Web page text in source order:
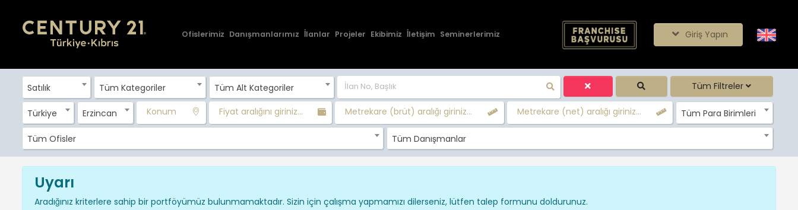
Ofislerimiz Danışmanlarımız İlanlar Projeler Ekibimiz İletişim Seminerlerimiz Giriş Yapın
Satılık Tüm Kategoriler Tüm Alt Kategoriler Tüm Filtreler
Türkiye Erzincan Konum Fiyat aralığını giriniz... Metrekare (brüt) aralığı giriniz... Metrekare (net) aralığı giriniz... Tüm Para Birimleri
Tüm Ofisler Tüm Danışmanlar
Uyarı
Aradığınız kriterlere sahip bir portföyümüz bulunmamaktadır. Sizin için çalışma yapmamızı dilerseniz, lütfen talep formunu doldurunuz.